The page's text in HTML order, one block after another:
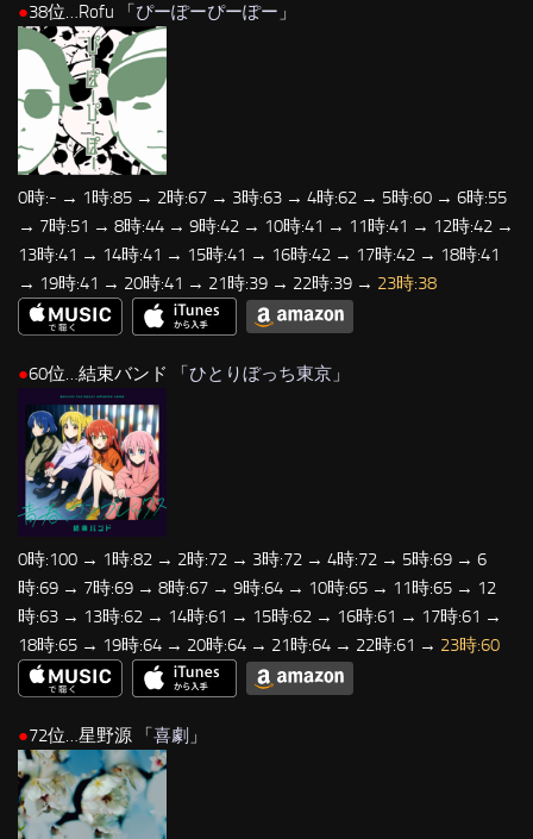
●38位…Rofu 「ぴーぽーぴーぽー 」
0時:- → 1時:85 → 2時:67 → 3時:63 → 4時:62 → 5時:60 → 6時:55
→ 7時:51 → 8時:44 → 9時:42 → 10時:41 → 11時:41 → 12時:42 →
13時:41 → 14時:41 → 15時:41 → 16時:42 → 17時:42 → 18時:41
→ 19時:41 → 20時:41 → 21時:39 → 22時:39 → 23時:38
●60位…結束バンド 「ひとりぼっち東京 」
0時:100 → 1時:82 → 2時:72 → 3時:72 → 4時:72 → 5時:69 → 6
時:69 → 7時:69 → 8時:67 → 9時:64 → 10時:65 → 11時:65 → 12
時:63 → 13時:62 → 14時:61 → 15時:62 → 16時:61 → 17時:61 →
18時:65 → 19時:64 → 20時:64 → 21時:64 → 22時:61 → 23時:60
●72位…星野源 「 喜劇 」